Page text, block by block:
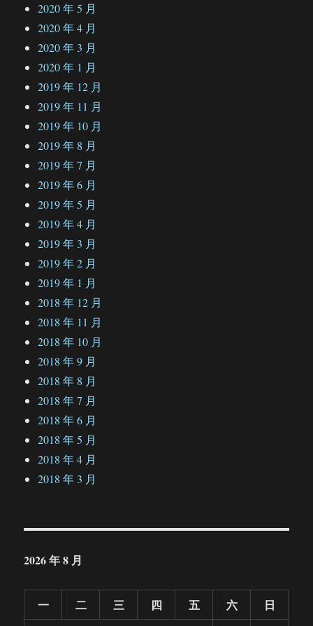
2020 年 5 月
2020 年 4 月
2020 年 3 月
2020 年 1 月
2019 年 12 月
2019 年 11 月
2019 年 10 月
2019 年 8 月
2019 年 7 月
2019 年 6 月
2019 年 5 月
2019 年 4 月
2019 年 3 月
2019 年 2 月
2019 年 1 月
2018 年 12 月
2018 年 11 月
2018 年 10 月
2018 年 9 月
2018 年 8 月
2018 年 7 月
2018 年 6 月
2018 年 5 月
2018 年 4 月
2018 年 3 月
2026 年 8 月
一 二 三 四 五 六 日